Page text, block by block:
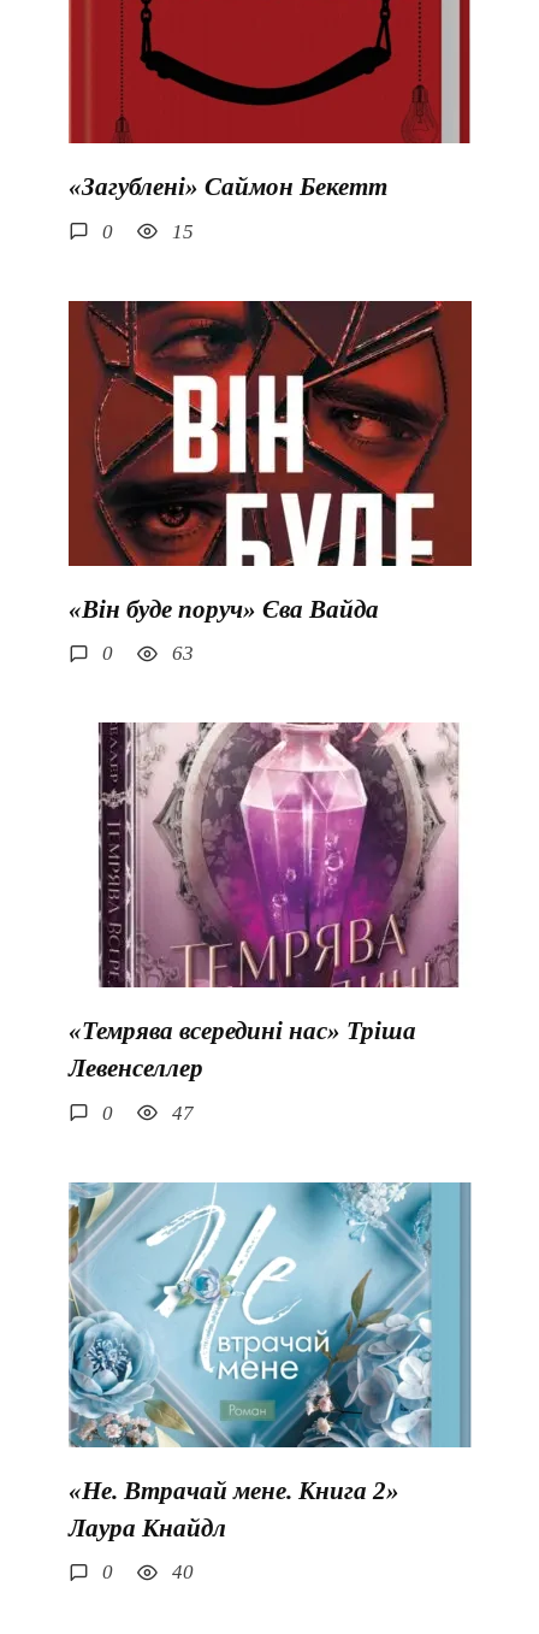
«Загублені» Саймон Бекетт
0 15
«Він буде поруч» Єва Вайда
0 63
«Темрява всередині нас» Тріша
Левенселлер
0 47
«Не. Втрачай мене. Книга 2»
Лаура Кнайдл
0 40